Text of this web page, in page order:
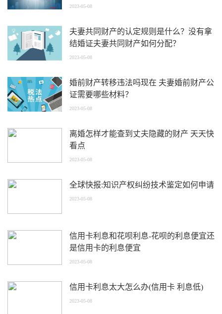
2023-05-08
夫妻共同财产的认定规则是什么？没有拿
结婚证夫妻共同财产如何分配？
2023-05-08
婚前财产转移违法吗现在 夫妻婚前财产公
证需要哪些材料？
2023-05-08
离婚怎样才能查到丈夫隐藏的财产 天天快
看点
2023-05-08
全球快报:知识产权纠纷技术鉴定如何申请
2023-05-08
信用卡利息和花呗利息-花呗的利息便宜还
是信用卡的利息便宜
2023-05-08
信用卡利息太大怎么办(信用卡 利息低)
2023-05-08